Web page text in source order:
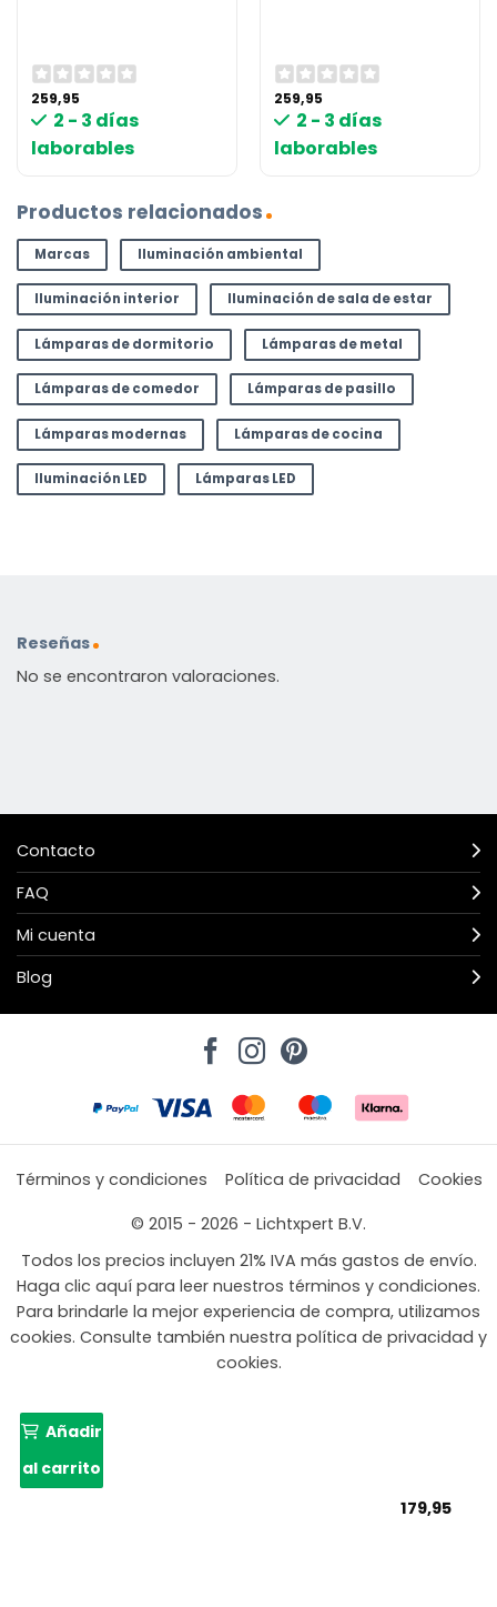
259,95
2 - 3 días
laborables
259,95
2 - 3 días
laborables
Productos relacionados
Marcas Iluminación ambiental
Iluminación interior Iluminación de sala de estar
Lámparas de dormitorio Lámparas de metal
Lámparas de comedor Lámparas de pasillo
Lámparas modernas Lámparas de cocina
Iluminación LED Lámparas LED
Reseñas
No se encontraron valoraciones.
Contacto
FAQ
Mi cuenta
Blog
Términos y condiciones Política de privacidad
Cookies
© 2015 - 2026 - Lichtxpert B.V.
Todos los precios incluyen 21% IVA más gastos de envío.
Haga clic aquí para leer nuestros términos y condiciones.
Para brindarle la mejor experiencia de compra, utilizamos
cookies. Consulte también nuestra política de privacidad y
cookies.
179,95
Añadir
al carrito